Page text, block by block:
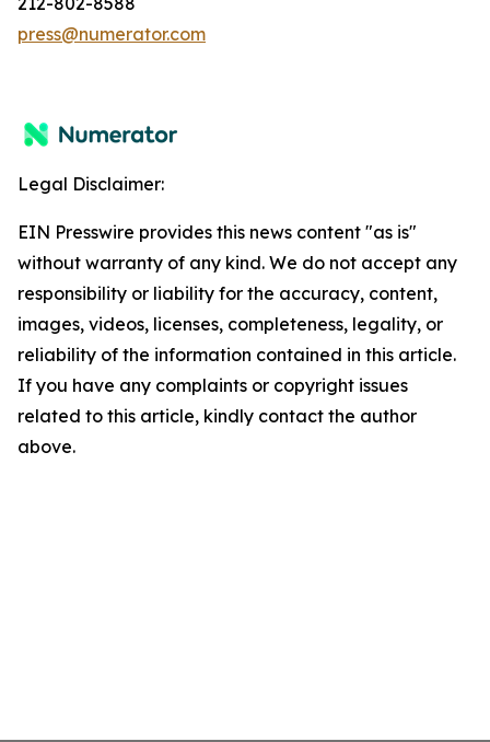
press@numerator.com
Legal Disclaimer:
EIN Presswire provides this news content "as is"
without warranty of any kind. We do not accept any
responsibility or liability for the accuracy, content,
images, videos, licenses, completeness, legality, or
reliability of the information contained in this article.
If you have any complaints or copyright issues
related to this article, kindly contact the author
above.